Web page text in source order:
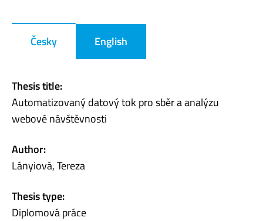
Česky English
Thesis title:
Automatizovaný datový tok pro sběr a analýzu
webové návštěvnosti
Author:
Lányiová, Tereza
Thesis type:
Diplomová práce